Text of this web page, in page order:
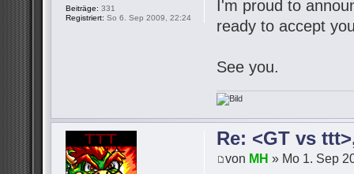
I'm proud to
ready to accept
See you.
Beiträge: 331
Registriert: So 6. Sep 2009, 22:24
Re: <GT vs
von MH » Mo 1. Sep